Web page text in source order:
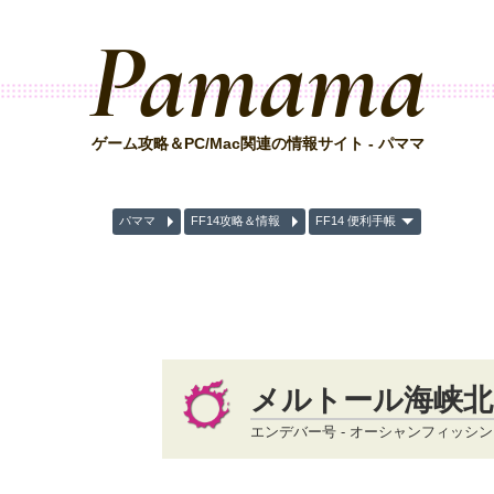
Pamama
ゲーム攻略＆PC/Mac関連の情報サイト - パママ
パママ FF14攻略＆情報 FF14 便利手帳
メルトール海峡北
エンデバー号 - オーシャンフィッシ